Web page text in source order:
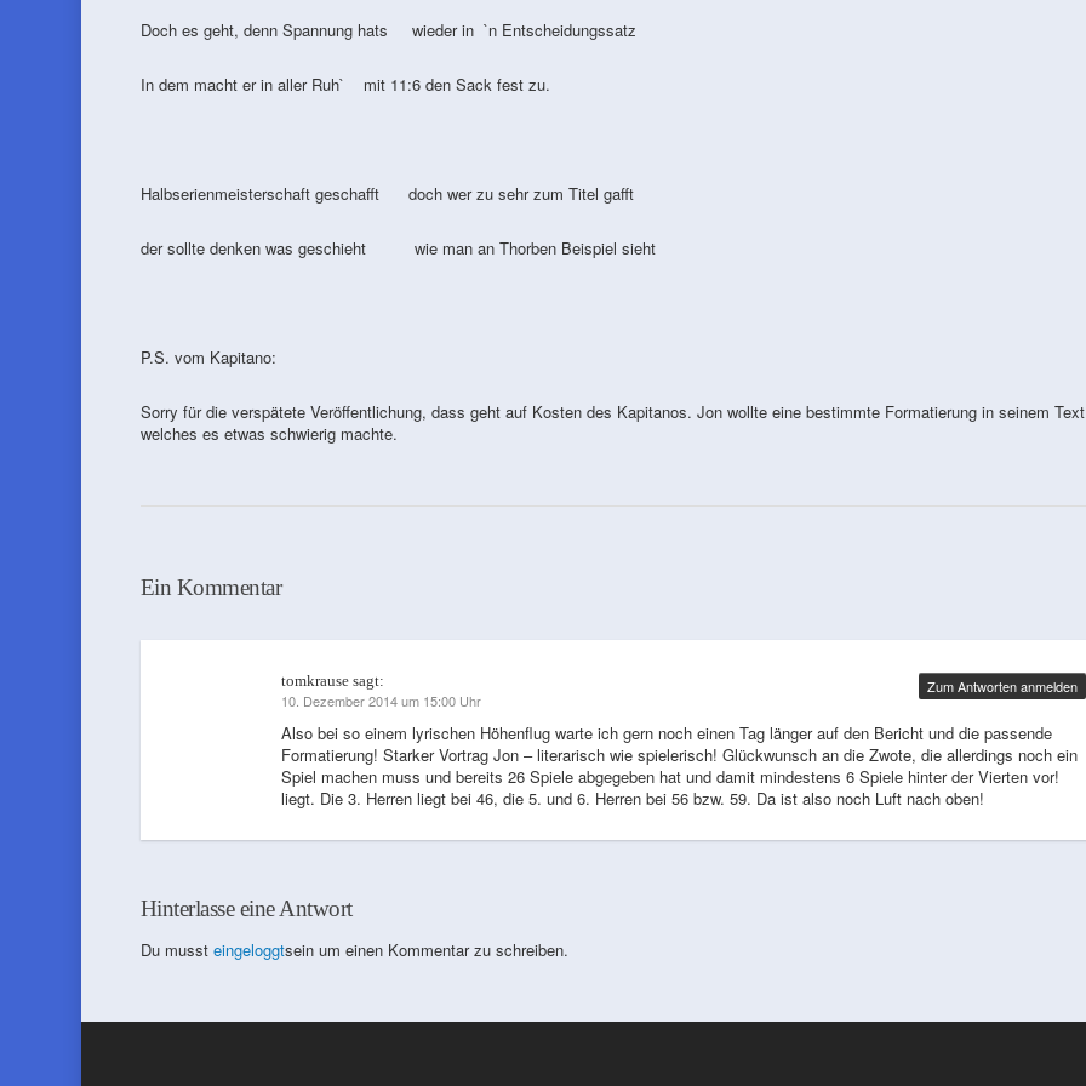
Doch es geht, denn Spannung hats wieder in `n Entscheidungssatz
In dem macht er in aller Ruh` mit 11:6 den Sack fest zu.
Halbserienmeisterschaft geschafft doch wer zu sehr zum Titel gafft
der sollte denken was geschieht wie man an Thorben Beispiel sieht
P.S. vom Kapitano:
Sorry für die verspätete Veröffentlichung, dass geht auf Kosten des Kapitanos. Jon wollte eine bestimmte Formatierung in seinem
welches es etwas schwierig machte.
Ein Kommentar
tomkrause sagt:
10. Dezember 2014 um 15:00 Uhr
Also bei so einem lyrischen Höhenflug warte ich gern noch einen Tag länger auf den Bericht und die passende
Formatierung! Starker Vortrag Jon – literarisch wie spielerisch! Glückwunsch an die Zwote, die allerdings noch ein
Spiel machen muss und bereits 26 Spiele abgegeben hat und damit mindestens 6 Spiele hinter der Vierten vor!
liegt. Die 3. Herren liegt bei 46, die 5. und 6. Herren bei 56 bzw. 59. Da ist also noch Luft nach oben!
Zum Antworten anmelden
Hinterlasse eine Antwort
Du musst eingeloggtsein um einen Kommentar zu schreiben.